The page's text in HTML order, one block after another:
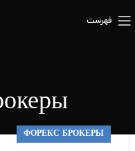
فهرست
ФОРЕКС БРОКЕРЫ